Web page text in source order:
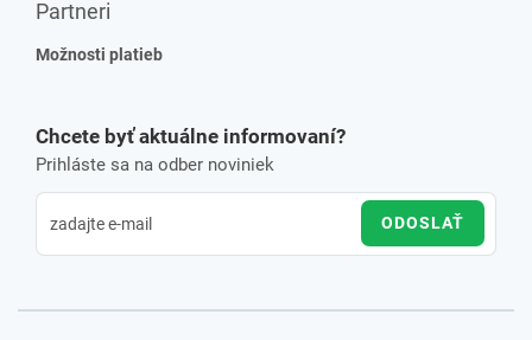
Partneri
Možnosti platieb
Chcete byť aktuálne informovaní?
Prihláste sa na odber noviniek
ODOSLAŤ